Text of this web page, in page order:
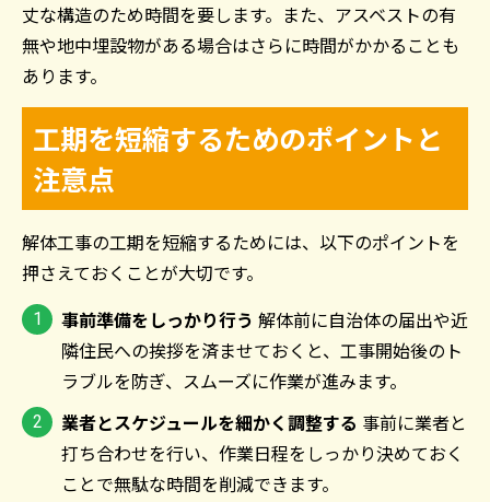
丈な構造のため時間を要します。また、アスベストの有
無や地中埋設物がある場合はさらに時間がかかることも
あります。
工期を短縮するためのポイントと
注意点
解体工事の工期を短縮するためには、以下のポイントを
押さえておくことが大切です。
事前準備をしっかり行う 解体前に自治体の届出や近
隣住民への挨拶を済ませておくと、工事開始後のト
ラブルを防ぎ、スムーズに作業が進みます。
業者とスケジュールを細かく調整する 事前に業者と
打ち合わせを行い、作業日程をしっかり決めておく
ことで無駄な時間を削減できます。